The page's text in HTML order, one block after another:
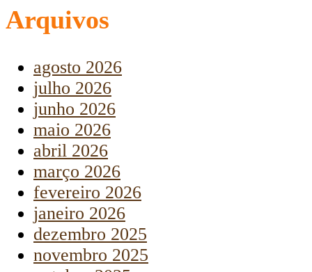
Arquivos
agosto 2026
julho 2026
junho 2026
maio 2026
abril 2026
março 2026
fevereiro 2026
janeiro 2026
dezembro 2025
novembro 2025